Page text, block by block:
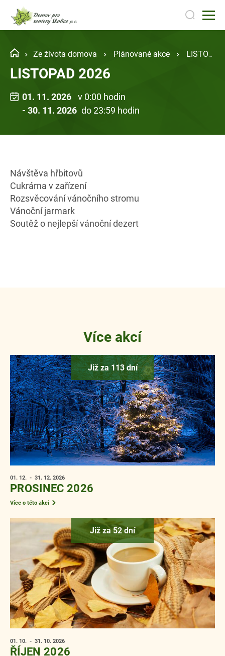
Ze života domova Plánované akce LISTOPAD 2026
LISTOPAD 2026
01. 11. 2026 v 0:00 hodin
- 30. 11. 2026 do 23:59 hodin
Návštěva hřbitovů
Cukrárna v zařízení
Rozsvěcování vánočního stromu
Vánoční jarmark
Soutěž o nejlepší vánoční dezert
Více akcí
Již za 113 dní
01. 12. - 31. 12. 2026
PROSINEC 2026
Více o této akci
Již za 52 dní
01. 10. - 31. 10. 2026
ŘÍJEN 2026